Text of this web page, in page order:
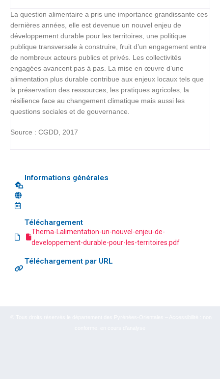
La question alimentaire a pris une importance grandissante ces
dernières années, elle est devenue un nouvel enjeu de
développement durable pour les territoires, une politique
publique transversale à construire, fruit d’un engagement entre
de nombreux acteurs publics et privés. Les collectivités
engagées avancent pas à pas. La mise en œuvre d’une
alimentation plus durable contribue aux enjeux locaux tels que
la préservation des ressources, les pratiques agricoles, la
résilience face au changement climatique mais aussi les
questions sociales et de gouvernance.
Source : CGDD, 2017
Informations générales
Téléchargement
Thema-Lalimentation-un-nouvel-enjeu-de-
developpement-durable-pour-les-territoires.pdf
Téléchargement par URL